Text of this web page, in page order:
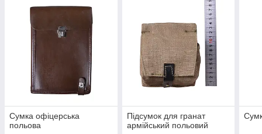
Сумка офіцерська
польова
Підсумок для гранат
армійський польовий